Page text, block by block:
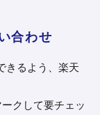
合わせ
きるよう、楽天
クして要チェッ